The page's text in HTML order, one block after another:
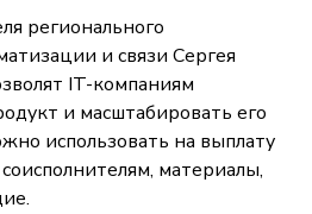
регионального
и связи Сергея
IT-компаниям
и масштабировать его
использовать на выплату
материалы,